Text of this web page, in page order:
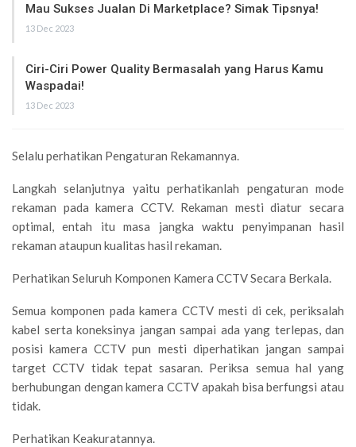
Mau Sukses Jualan Di Marketplace? Simak Tipsnya!
13 Dec 2023
Ciri-Ciri Power Quality Bermasalah yang Harus Kamu
Waspadai!
13 Dec 2023
Selalu perhatikan Pengaturan Rekamannya.
Langkah selanjutnya yaitu perhatikanlah pengaturan mode
rekaman pada kamera CCTV. Rekaman mesti diatur secara
optimal, entah itu masa jangka waktu penyimpanan hasil
rekaman ataupun kualitas hasil rekaman.
Perhatikan Seluruh Komponen Kamera CCTV Secara Berkala.
Semua komponen pada kamera CCTV mesti di cek, periksalah
kabel serta koneksinya jangan sampai ada yang terlepas, dan
posisi kamera CCTV pun mesti diperhatikan jangan sampai
target CCTV tidak tepat sasaran. Periksa semua hal yang
berhubungan dengan kamera CCTV apakah bisa berfungsi atau
tidak.
Perhatikan Keakuratannya.